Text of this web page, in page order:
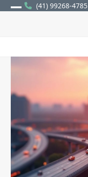
Skip
(41) 99268-4785